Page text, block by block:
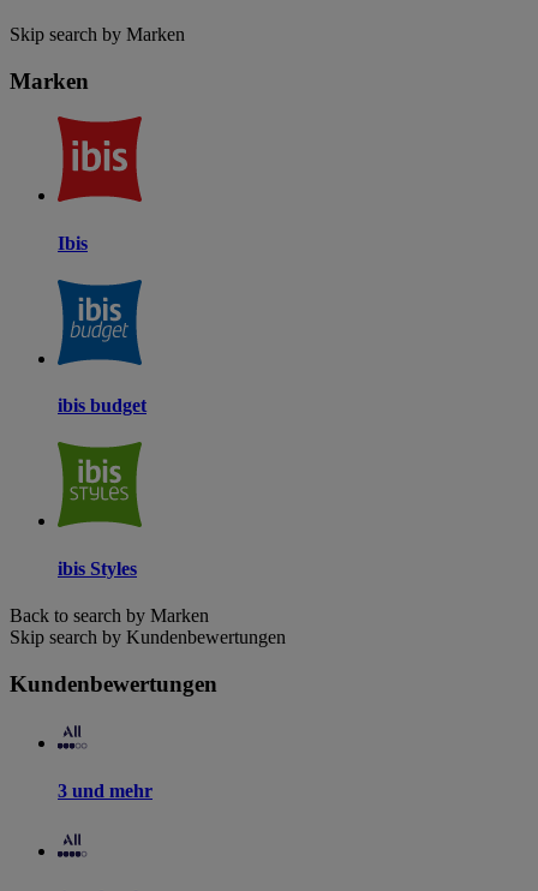
Skip search by Marken
Marken
Ibis
ibis budget
ibis Styles
Back to search by Marken
Skip search by Kundenbewertungen
Kundenbewertungen
3 und mehr